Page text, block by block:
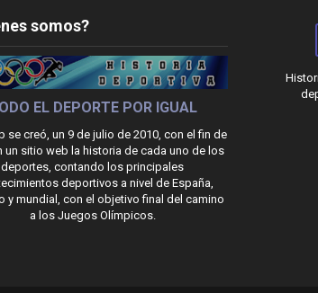
somos?
EL DEPORTE POR IGUAL
se creó, un 9 de julio de 2010, con el fin de
un sitio web la historia de cada uno de los
deportes, contando los principales
deportivos a nivel de España,
y mundial, con el objetivo final del camino
a los Juegos Olímpicos.